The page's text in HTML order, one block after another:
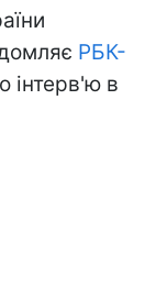
РБК-
інтерв'ю в